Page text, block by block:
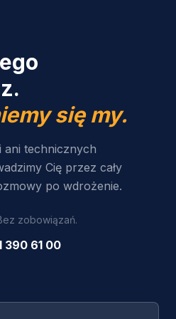
się my.
ani technicznych
Cię przez cały
po wdrożenie.
zobowiązań.
390 61 00